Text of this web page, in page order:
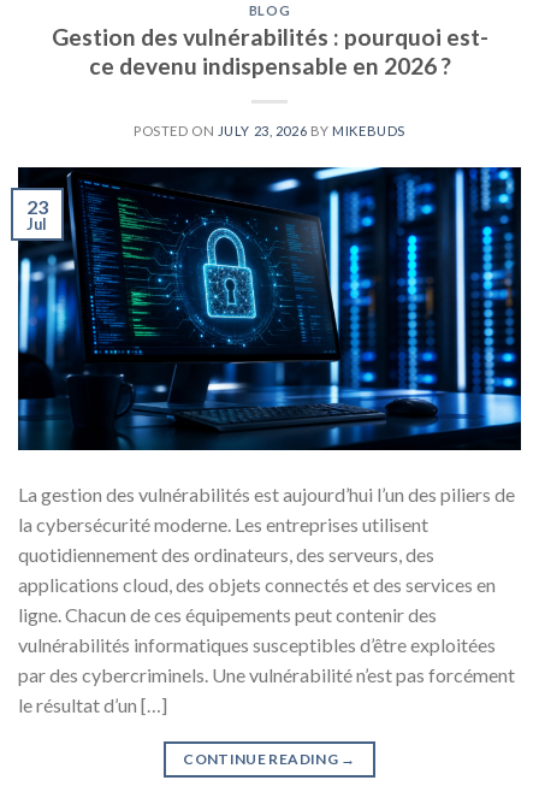
BLOG
Gestion des vulnérabilités : pourquoi est-
ce devenu indispensable en 2026 ?
POSTED ON JULY 23, 2026 BY MIKEBUDS
23
Jul
La gestion des vulnérabilités est aujourd’hui l’un des piliers de
la cybersécurité moderne. Les entreprises utilisent
quotidiennement des ordinateurs, des serveurs, des
applications cloud, des objets connectés et des services en
ligne. Chacun de ces équipements peut contenir des
vulnérabilités informatiques susceptibles d’être exploitées
par des cybercriminels. Une vulnérabilité n’est pas forcément
le résultat d’un […]
CONTINUE READING →